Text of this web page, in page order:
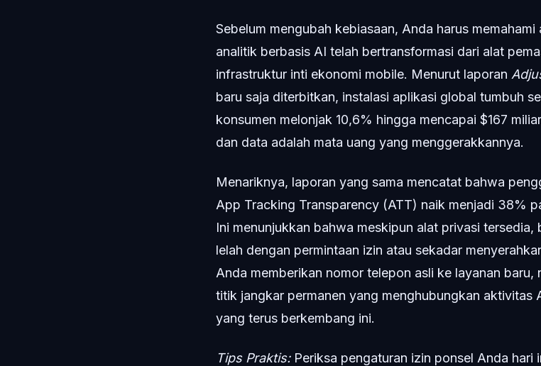
Sebelum mengubah kebiasaan, Anda harus
analitik berbasis AI telah bertransformasi dari alat
infrastruktur inti ekonomi mobile. Menurut laporan
baru saja diterbitkan, instalasi aplikasi global tumbuh
konsumen melonjak 10,6% hingga mencapai $167
dan data adalah mata uang yang menggerakkannya.
Menariknya, laporan yang sama mencatat bahwa
App Tracking Transparency (ATT) naik menjadi 38%
Ini menunjukkan bahwa meskipun alat privasi
lelah dengan permintaan izin atau sekadar
Anda memberikan nomor telepon asli ke layanan
titik jangkar permanen yang menghubungkan aktivitas
yang terus berkembang ini.
Tips Praktis:Periksa pengaturan izin ponsel Anda hari